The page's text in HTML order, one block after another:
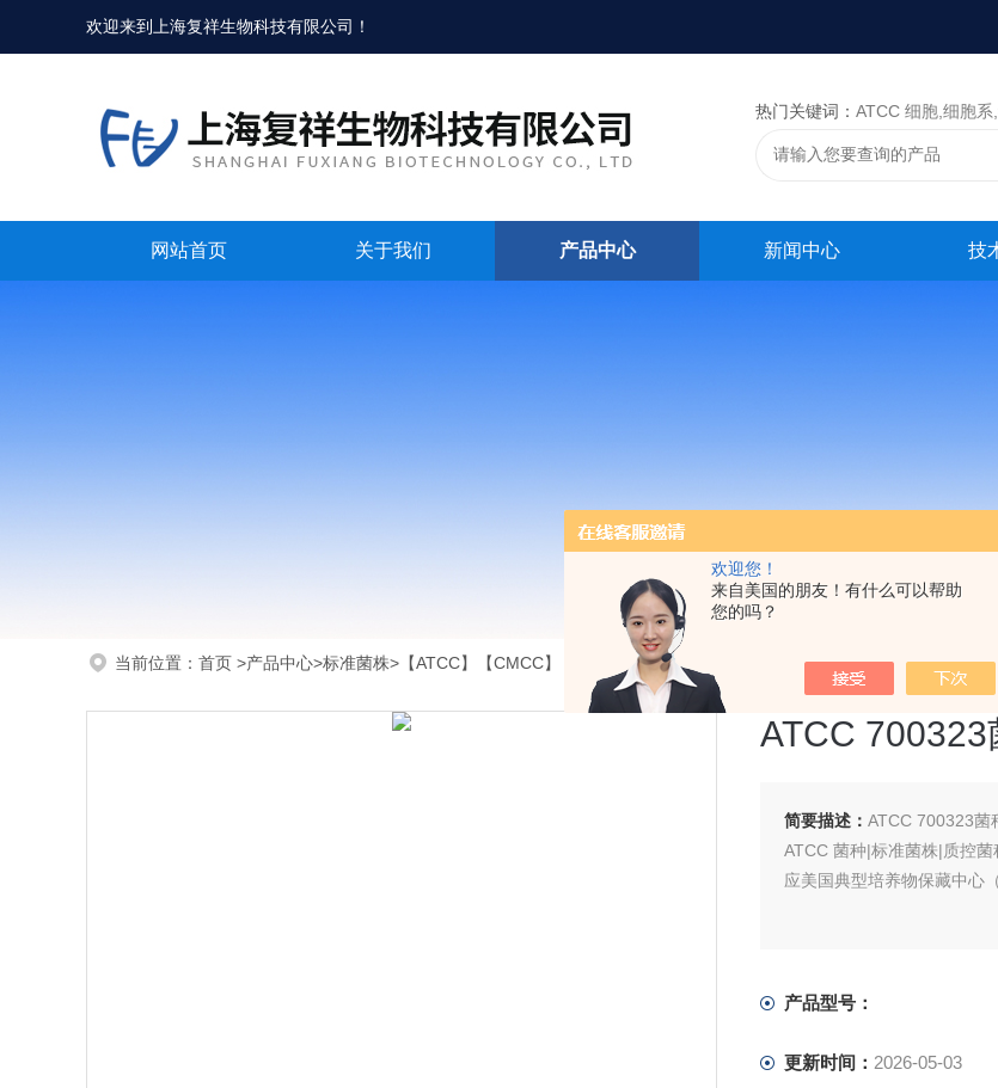
欢迎您！
来自美国的朋友！有什么可以帮助
您的吗？
欢迎来到 上海复祥生物科技有限公司 ！
热门关键词： ATCC 细胞,细胞系,细胞株,肿瘤细胞,细胞,ATCC 菌种，
网站首页 关于我们 产品中心 新闻中心 技
当前位置： 首页 >产品中心>标准菌株> 【ATCC】【CMCC】【CICC】【DSM】... >ATCC 700323菌种，阴沟肠杆菌
ATCC
简要描述： ATCC 700323菌
ATCC 菌种|标准菌株|质控
应美国典型培养物保藏中心
产品型号：
更新时间： 2026-05-03